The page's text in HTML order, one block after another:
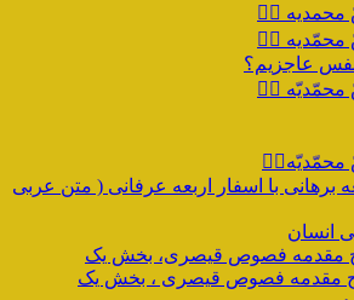
۴️⃣
۳️⃣
نفس عاجزیم؟
۲️⃣
برهانی با اسفار اربعه عرفانی ( متن عربی
انسان
فصوص قیصری، بخش یک
مقدمه فصوص قیصری ، بخش یک